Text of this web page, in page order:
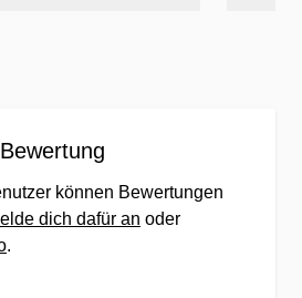
können Bewertungen
dich dafür an oder
.